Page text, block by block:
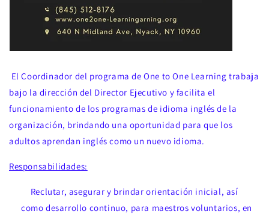
El Coordinador del programa de One to One Learning trabaja
bajo la dirección del Director Ejecutivo y facilita el
funcionamiento de los programas de idioma inglés de la
organización, brindando una oportunidad para que los
adultos aprendan inglés como un nuevo idioma.
Responsabilidades:
Reclutar, asegurar y brindar orientación inicial, así
como desarrollo continuo, para maestros voluntarios, en